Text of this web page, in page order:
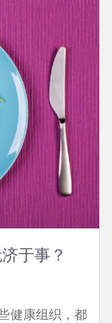
于事？
健康组织，都